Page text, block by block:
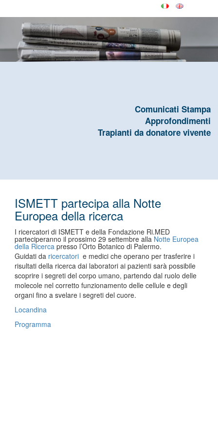
Comunicati Stampa
Approfondimenti
Trapianti da donatore vivente
ISMETT partecipa alla Notte
Europea della ricerca
I ricercatori di ISMETT e della Fondazione Ri.MED
parteciperanno il prossimo 29 settembre alla Notte Europea
della Ricerca presso l’Orto Botanico di Palermo.
Guidati da ricercatori e medici che operano per trasferire i
risultati della ricerca dai laboratori ai pazienti sarà possibile
scoprire i segreti del corpo umano, partendo dal ruolo delle
molecole nel corretto funzionamento delle cellule e degli
organi fino a svelare i segreti del cuore.
Locandina
Programma